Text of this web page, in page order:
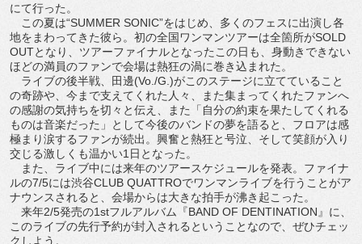
にて行った。
この夏は“SUMMER SONIC”をはじめ、多くのフェスに出演し各
地をまわってきた彼ら。初の全国ワンマンツアーは全箇所がSOLD
OUTとなり、ツアーファイナルとなったこの日も、身動きできない
ほどの満員のファンで会場は熱狂の渦に巻き込まれた。
ライブの後半戦、田邊(Vo./G.)がこのステージに立てていること
の奇跡や、今まで支えてくれた人々、また集まってくれたファンへ
の感謝の気持ちを切々と伝え、また「自分の約束を果たしてくれる
ものは音楽だった」として今後のバンドの夢を語ると、フロアは感
極まり涙するファンが続出。興奮と熱狂と号泣、そして笑顔が入り
交じる激しくも温かい1日となった。
また、ライブ中には来年のツアースケジュールを発表。ファイナ
ルの7/5には渋谷CLUB QUATTROでワンマンライブを行うことがア
ナウンスされると、会場からは大きな拍手が沸き起こった。
来年2/5発売の1stフルアルバム『BAND OF DENTINATION』に、
このライブの先行予約が封入されるということなので、ぜひチェッ
クしよう。